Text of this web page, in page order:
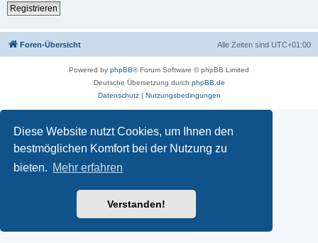
Diese Website nutzt Cookies, um Ihnen den
bestmöglichen Komfort bei der Nutzung zu
bieten. Mehr erfahren
Verstanden!
Registrieren
Foren-Übersicht Alle Zeiten sind UTC+01:00
Powered by phpBB® Forum Software © phpBB Limited
Deutsche Übersetzung durch phpBB.de
Datenschutz| Nutzungsbedingungen